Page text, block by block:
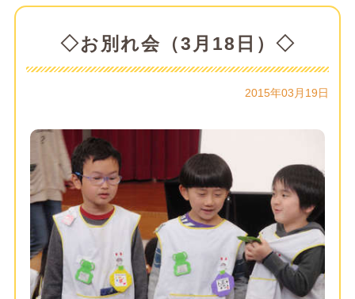
◇お別れ会（3月18日）◇
2015年03月19日